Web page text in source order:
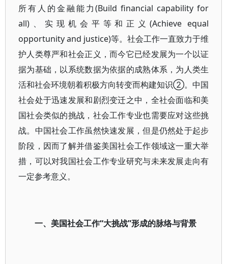
所有人的金融能力(Build financial capability for
all)、实现机会平等和正义(Achieve equal
opportunity and justice)等。社会工作一直致力于维
护人类尊严和社会正义，而今它已经发展为一个以证
据为基础，以系统数据为依据的成熟体系，为人类生
活和社会环境朝着积极方向转变而构建知识②。中国
社会处于迅速发展和剧烈变迁之中，全社会面临和美
国社会类似的挑战，社会工作专业也需要应对这些挑
战。中国社会工作虽然快速发展，但是仍然处于起步
阶段，因而了解并借鉴美国社会工作领域这一重大举
措，可以对我国社会工作专业研究与未来发展走向有
一定参考意义。
一、美国社会工作“大挑战”形成的脉络与背景